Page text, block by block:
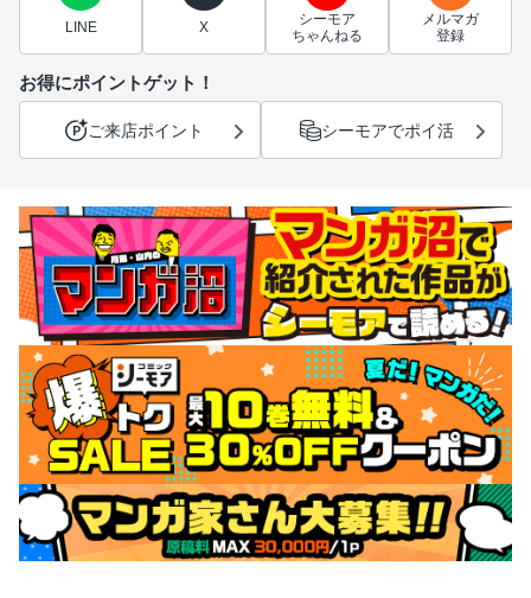
LINE X
シーモア
ちゃんねる
メルマガ
登録
お得にポイントゲット！
ご来店ポイント シーモアでポイ活